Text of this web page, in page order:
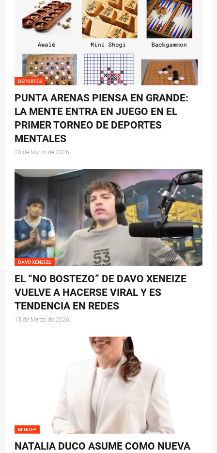
DEPORTES
PUNTA ARENAS PIENSA EN GRANDE:
LA MENTE ENTRA EN JUEGO EN EL
PRIMER TORNEO DE DEPORTES
MENTALES
20 de Marzo de 2026
DAVO XENEIZE
EL “NO BOSTEZO” DE DAVO XENEIZE
VUELVE A HACERSE VIRAL Y ES
TENDENCIA EN REDES
13 de Marzo de 2026
MINDEP
NATALIA DUCO ASUME COMO NUEVA